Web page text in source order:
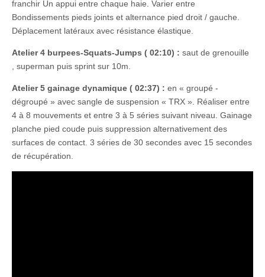
franchir Un appui entre chaque haie. Varier entre
Bondissements pieds joints et alternance pied droit / gauche.
Déplacement latéraux avec résistance élastique.
Atelier 4 burpees-Squats-Jumps ( 02:10) : saut de grenouille
, superman puis sprint sur 10m.
Atelier 5 gainage dynamique ( 02:37) : en « groupé -
dégroupé » avec sangle de suspension « TRX ». Réaliser entre
4 à 8 mouvements et entre 3 à 5 séries suivant niveau. Gainage
planche pied coude puis suppression alternativement des
surfaces de contact. 3 séries de 30 secondes avec 15 secondes
de récupération.